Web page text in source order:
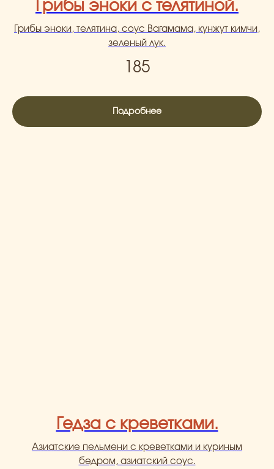
Грибы эноки с телятиной.
Грибы эноки, телятина, соус Вагамама, кунжут кимчи,
зеленый лук.
185
Подробнее
Гедза с креветками.
Азиатские пельмени с креветками и куриным
бедром, азиатский соус.